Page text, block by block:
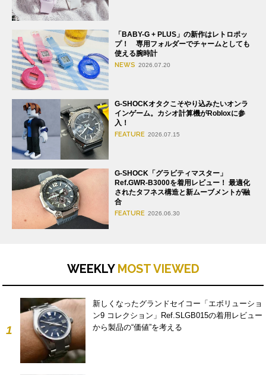
「BABY-G + PLUS」の新作はレトロポッ
プ！ 専用フォルダーでチャームとしても
使える腕時計
NEWS 2026.07.20
G-SHOCKオタクこそやり込みたいオンラ
インゲーム。カシオ計算機がRobloxに参
入！
FEATURE 2026.07.15
G-SHOCK「グラビティマスター」
Ref.GWR-B3000を着用レビュー！ 最適化
されたタフネス構造と新ムーブメントが融
合
FEATURE 2026.06.30
WEEKLY MOST VIEWED
1
新しくなったグランドセイコー「エボリューショ
ン9 コレクション」Ref.SLGB015の着用レビュー
から製品の“価値”を考える